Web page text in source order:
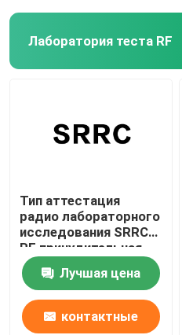
Лаборатория теста RF
Тип аттестация
радио лабораторного
исследования SRRC
RF принудительная
Лучшая цена
контактные